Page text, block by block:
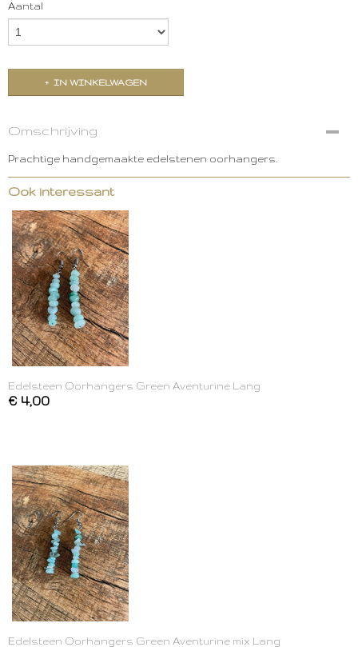
Aantal
IN WINKELWAGEN
Omschrijving
Prachtige handgemaakte edelstenen oorhangers.
Ook interessant
Edelsteen Oorhangers Green Aventurine Lang
€ 4,00
Edelsteen Oorhangers Green Aventurine mix Lang